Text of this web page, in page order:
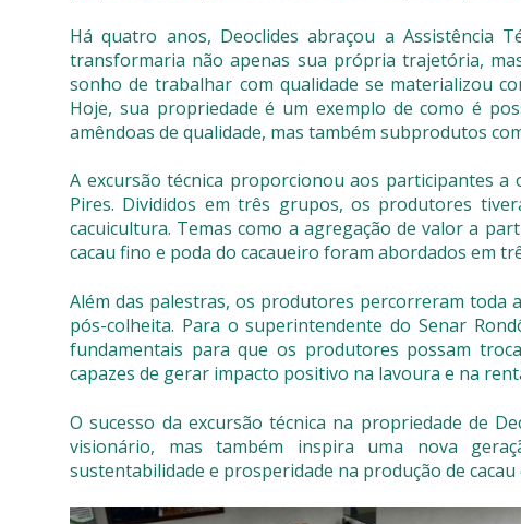
Há quatro anos, Deoclides abraçou a Assistência
transformaria não apenas sua própria trajetória,
sonho de trabalhar com qualidade se materializou
Hoje, sua propriedade é um exemplo de como é
amêndoas de qualidade, mas também subprodutos
A excursão técnica proporcionou aos participantes
Pires. Divididos em três grupos, os produtores
cacuicultura. Temas como a agregação de valor a
cacau fino e poda do cacaueiro foram abordados em
Além das palestras, os produtores percorreram toda
pós-colheita. Para o superintendente do Senar
fundamentais para que os produtores possam
capazes de gerar impacto positivo na lavoura e na
O sucesso da excursão técnica na propriedade de
visionário, mas também inspira uma nova
sustentabilidade e prosperidade na produção de cacau